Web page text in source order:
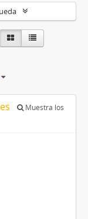
Muestra los